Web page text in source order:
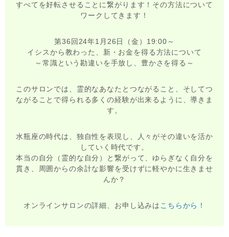
すべてを好転させることに繋がります！その方法について
ワークしてきます！
第36回24年1月26日（金）19:00～
イシスから教わった、新・お金を得る方法について
～常識という勘違いを手放し、豊かさを得る～
このサロンでは、霊的なあなたとつながること、そしてつ
ながることで得られる多くの経験が出来るように、導きま
す。
水瓶座の時代は、独自性を表現し、人々がその違いを活か
していく時代です。
本当の自分（霊的な自分）と繋がって、ゆらぎなく自分を
貫き、周囲からの余計な影響を受けずに軽やかに生きませ
んか？
オンラインサロンの詳細、お申し込みは こちらから！